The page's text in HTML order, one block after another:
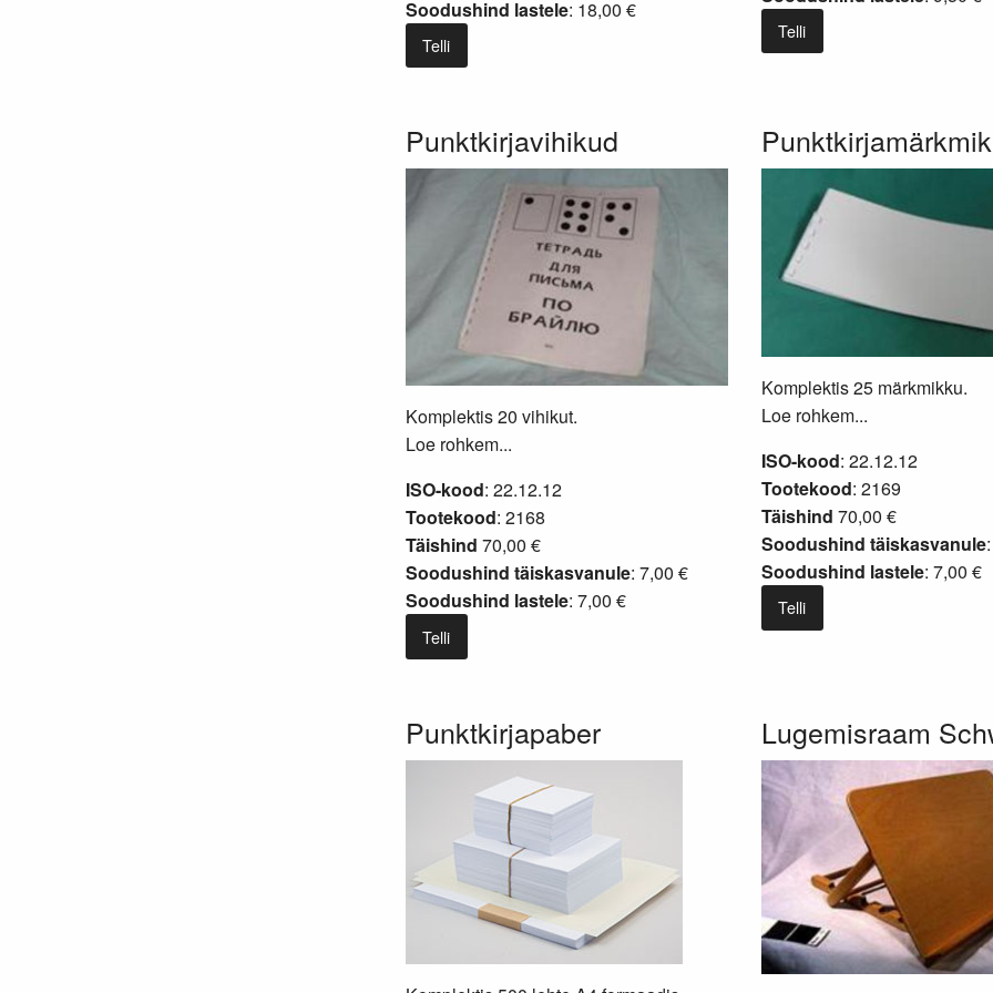
Soodushind lastele: 18,00 €
Telli
Telli
Punktkirjavihikud
Komplektis 20 vihikut.
Loe rohkem...
ISO-kood: 22.12.12
Tootekood: 2168
Täishind 70,00 €
Soodushind täiskasvanule: 7,00 €
Soodushind lastele: 7,00 €
Telli
Komplektis 25 märkmikku.
Loe rohkem...
ISO-kood: 22.12.12
Tootekood: 2169
Täishind 70,00 €
Soodushind täiskasvanule
Soodushind lastele: 7,00 €
Telli
Punktkirjapaber Lugemisraam